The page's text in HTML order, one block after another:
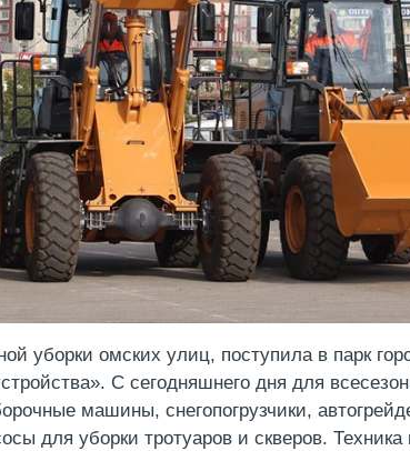
уборки омских улиц, поступила в парк
С сегодняшнего дня для
машины, снегопогрузчики,
для уборки тротуаров и скверов. Техника